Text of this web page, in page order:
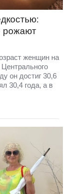
рожают
женщин на
он достиг 30,6
30,4 года, а в